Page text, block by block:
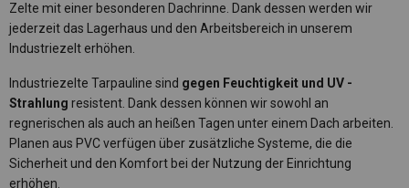
Zelte mit einer besonderen Dachrinne. Dank dessen werden wir
jederzeit das Lagerhaus und den Arbeitsbereich in unserem
Industriezelt erhöhen.
Industriezelte Tarpauline sind gegen Feuchtigkeit und UV -
Strahlung resistent. Dank dessen können wir sowohl an
regnerischen als auch an heißen Tagen unter einem Dach arbeiten.
Planen aus PVC verfügen über zusätzliche Systeme, die die
Sicherheit und den Komfort bei der Nutzung der Einrichtung
erhöhen.